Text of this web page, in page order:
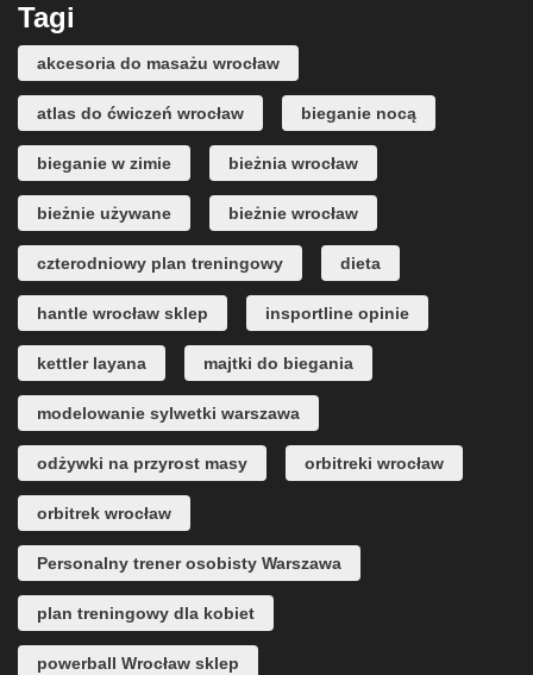
Tagi
akcesoria do masażu wrocław
atlas do ćwiczeń wrocław bieganie nocą
bieganie w zimie bieżnia wrocław
bieżnie używane bieżnie wrocław
czterodniowy plan treningowy dieta
hantle wrocław sklep insportline opinie
kettler layana majtki do biegania
modelowanie sylwetki warszawa
odżywki na przyrost masy orbitreki wrocław
orbitrek wrocław
Personalny trener osobisty Warszawa
plan treningowy dla kobiet
powerball Wrocław sklep